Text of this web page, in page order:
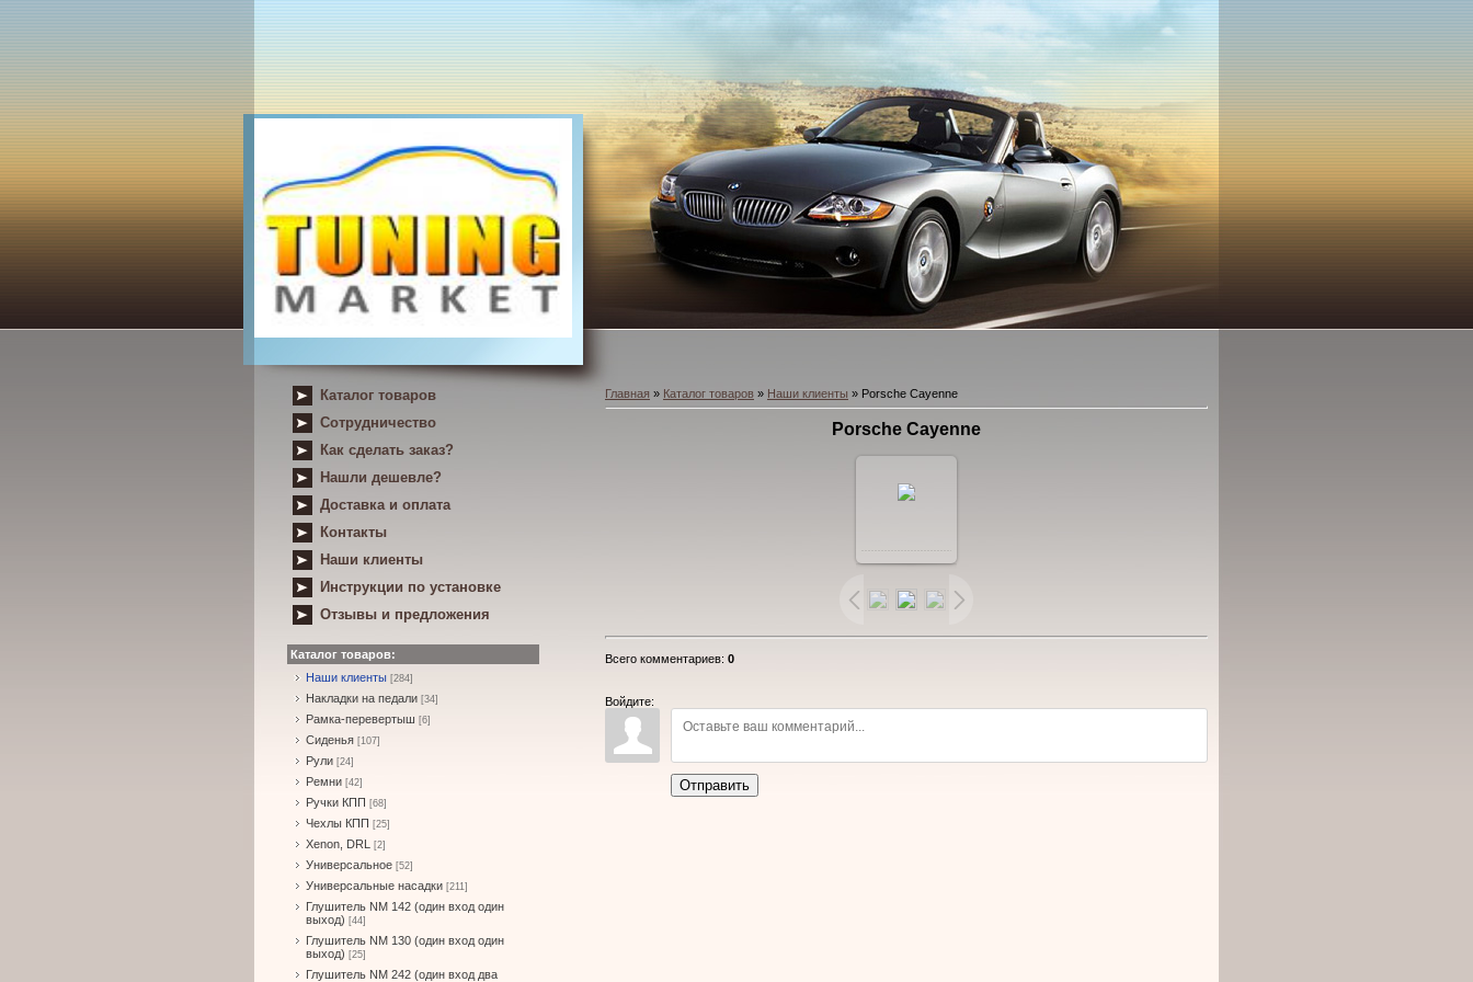
Каталог товаров
Сотрудничество
Как сделать заказ?
Нашли дешевле?
Доставка и оплата
Контакты
Наши клиенты
Инструкции по установке
Отзывы и предложения
Каталог товаров:
Наши клиенты [284]
Накладки на педали [34]
Рамка-перевертыш [6]
Сиденья [107]
Рули [24]
Ремни [42]
Ручки КПП [68]
Чехлы КПП [25]
Xenon, DRL [2]
Универсальное [52]
Универсальные насадки [211]
Глушитель NM 142 (один вход один
выход) [44]
Глушитель NM 130 (один вход один
выход) [25]
Глушитель NM 242 (один вход два
Главная » Каталог товаров » Наши клиенты » Porsche Cayenne
Porsche Cayenne
размере
Всего комментариев: 0
Войдите:
Отправить